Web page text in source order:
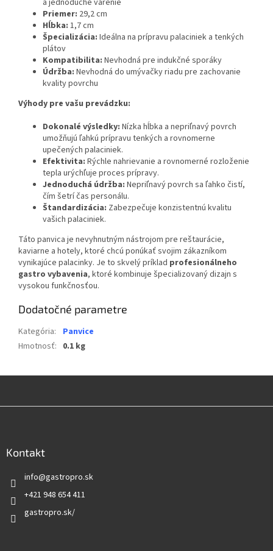
Priemer: 29,2 cm
Hĺbka: 1,7 cm
Špecializácia: Ideálna na prípravu palaciniek a tenkých
plátov
Kompatibilita: Nevhodná pre indukčné sporáky
Údržba: Nevhodná do umývačky riadu pre zachovanie
kvality povrchu
Výhody pre vašu prevádzku:
Dokonalé výsledky: Nízka hĺbka a nepriľnavý povrch
umožňujú ľahkú prípravu tenkých a rovnomerne
upečených palaciniek.
Efektivita: Rýchle nahrievanie a rovnomerné rozloženie
tepla urýchľuje proces prípravy.
Jednoduchá údržba: Nepriľnavý povrch sa ľahko čistí,
čím šetrí čas personálu.
Štandardizácia: Zabezpečuje konzistentnú kvalitu
vašich palaciniek.
Táto panvica je nevyhnutným nástrojom pre reštaurácie,
kaviarne a hotely, ktoré chcú ponúkať svojim zákazníkom
vynikajúce palacinky. Je to skvelý príklad profesionálneho
gastro vybavenia, ktoré kombinuje špecializovaný dizajn s
vysokou funkčnosťou.
Dodatočné parametre
Kategória:
Panvice
Hmotnosť: 0.1 kg
Kontakt
info@gastropro.sk
+421 948 654 411
gastropro.sk/